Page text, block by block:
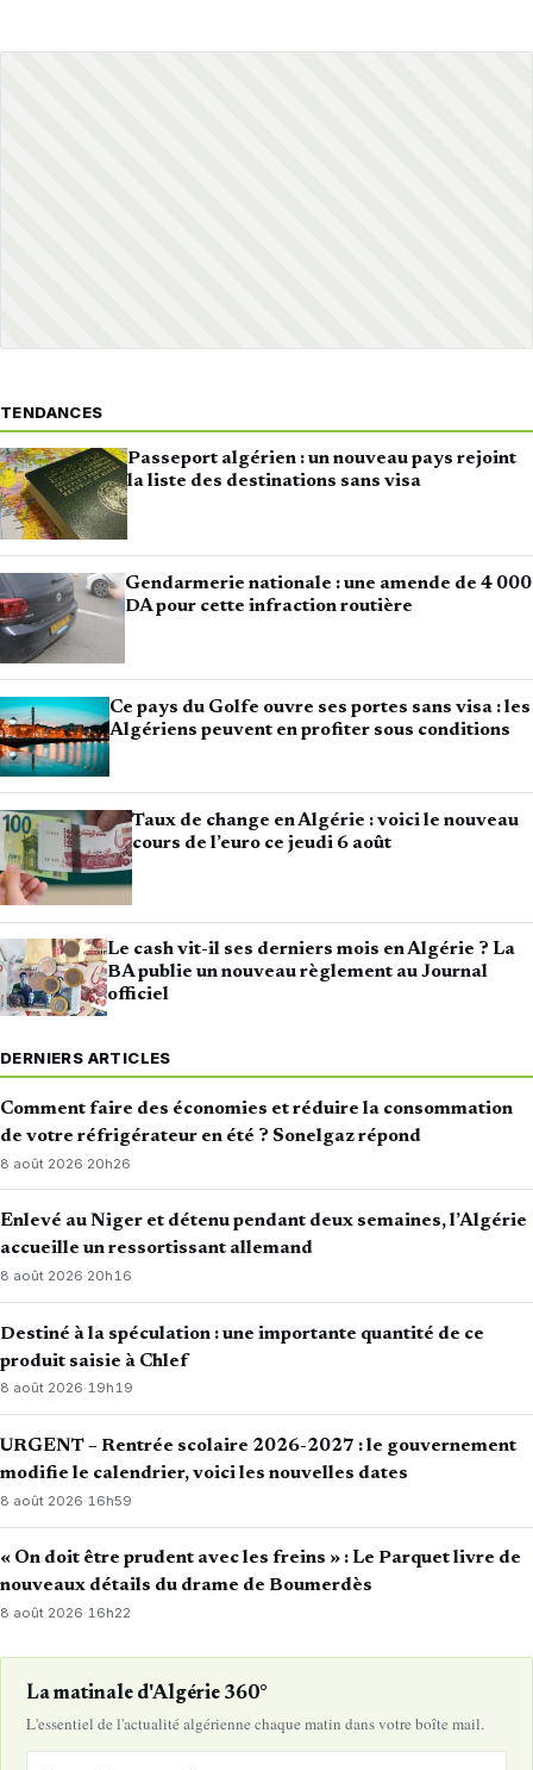
TENDANCES
Passeport algérien : un nouveau pays rejoint
la liste des destinations sans visa
Gendarmerie nationale : une amende de 4 000
DA pour cette infraction routière
Ce pays du Golfe ouvre ses portes sans visa : les
Algériens peuvent en profiter sous conditions
Taux de change en Algérie : voici le nouveau
cours de l’euro ce jeudi 6 août
Le cash vit-il ses derniers mois en Algérie ? La
BA publie un nouveau règlement au Journal
officiel
DERNIERS ARTICLES
Comment faire des économies et réduire la consommation
de votre réfrigérateur en été ? Sonelgaz répond
8 août 2026·20h26
Enlevé au Niger et détenu pendant deux semaines, l’Algérie
accueille un ressortissant allemand
8 août 2026·20h16
Destiné à la spéculation : une importante quantité de ce
produit saisie à Chlef
8 août 2026·19h19
URGENT – Rentrée scolaire 2026-2027 : le gouvernement
modifie le calendrier, voici les nouvelles dates
8 août 2026· 16h59
« On doit être prudent avec les freins » : Le Parquet livre de
nouveaux détails du drame de Boumerdès
8 août 2026·16h22
La matinale d'Algérie 360°
L'essentiel de l'actualité algérienne chaque matin dans votre boîte mail.